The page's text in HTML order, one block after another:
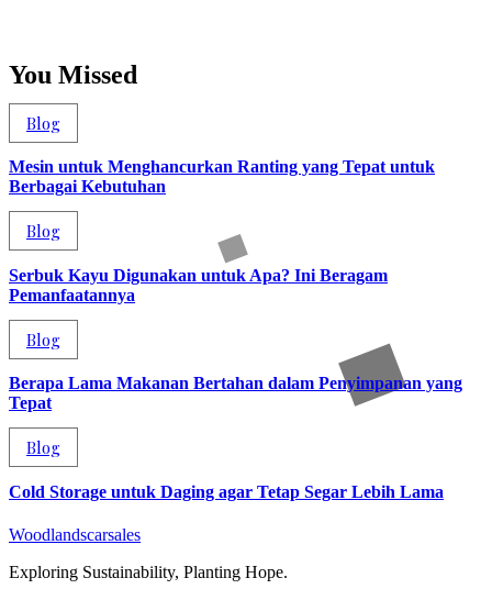
You Missed
Blog
Mesin untuk Menghancurkan Ranting yang Tepat untuk
Berbagai Kebutuhan
Blog
Serbuk Kayu Digunakan untuk Apa? Ini Beragam
Pemanfaatannya
Blog
Berapa Lama Makanan Bertahan dalam Penyimpanan yang
Tepat
Blog
Cold Storage untuk Daging agar Tetap Segar Lebih Lama
Woodlandscarsales
Exploring Sustainability, Planting Hope.